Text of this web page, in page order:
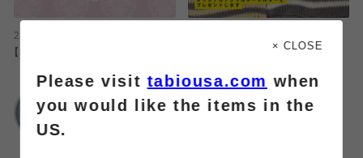
2026.08.07
【推し活】カラーソックスで現場に🩷
ルミネ大宮1店
靴下屋
× CLOSE
Please visittabiousa.com when
you would like the items in the
US.